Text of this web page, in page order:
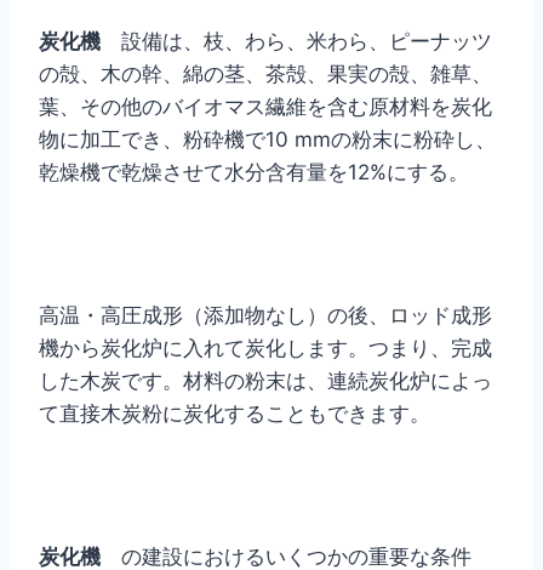
炭化機 設備は、枝、わら、米わら、ピーナッツ
の殻、木の幹、綿の茎、茶殻、果実の殻、雑草、
葉、その他のバイオマス繊維を含む原材料を炭化
物に加工でき、粉砕機で10 mmの粉末に粉砕し、
乾燥機で乾燥させて水分含有量を12%にする。
高温・高圧成形（添加物なし）の後、ロッド成形
機から炭化炉に入れて炭化します。つまり、完成
した木炭です。材料の粉末は、連続炭化炉によっ
て直接木炭粉に炭化することもできます。
炭化機 の建設におけるいくつかの重要な条件